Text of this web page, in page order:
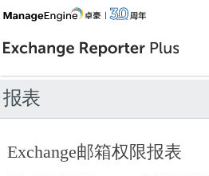
报表
Exchange邮箱权限报表